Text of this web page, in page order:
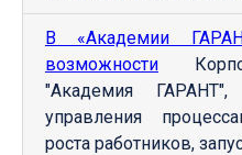
В «Академии
возможности
"Академия ГАРАНТ",
управления
роста работников,